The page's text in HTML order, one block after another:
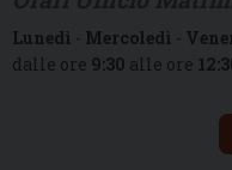
Lunedì - Mercoledì -
dalle ore 9:30 alle ore